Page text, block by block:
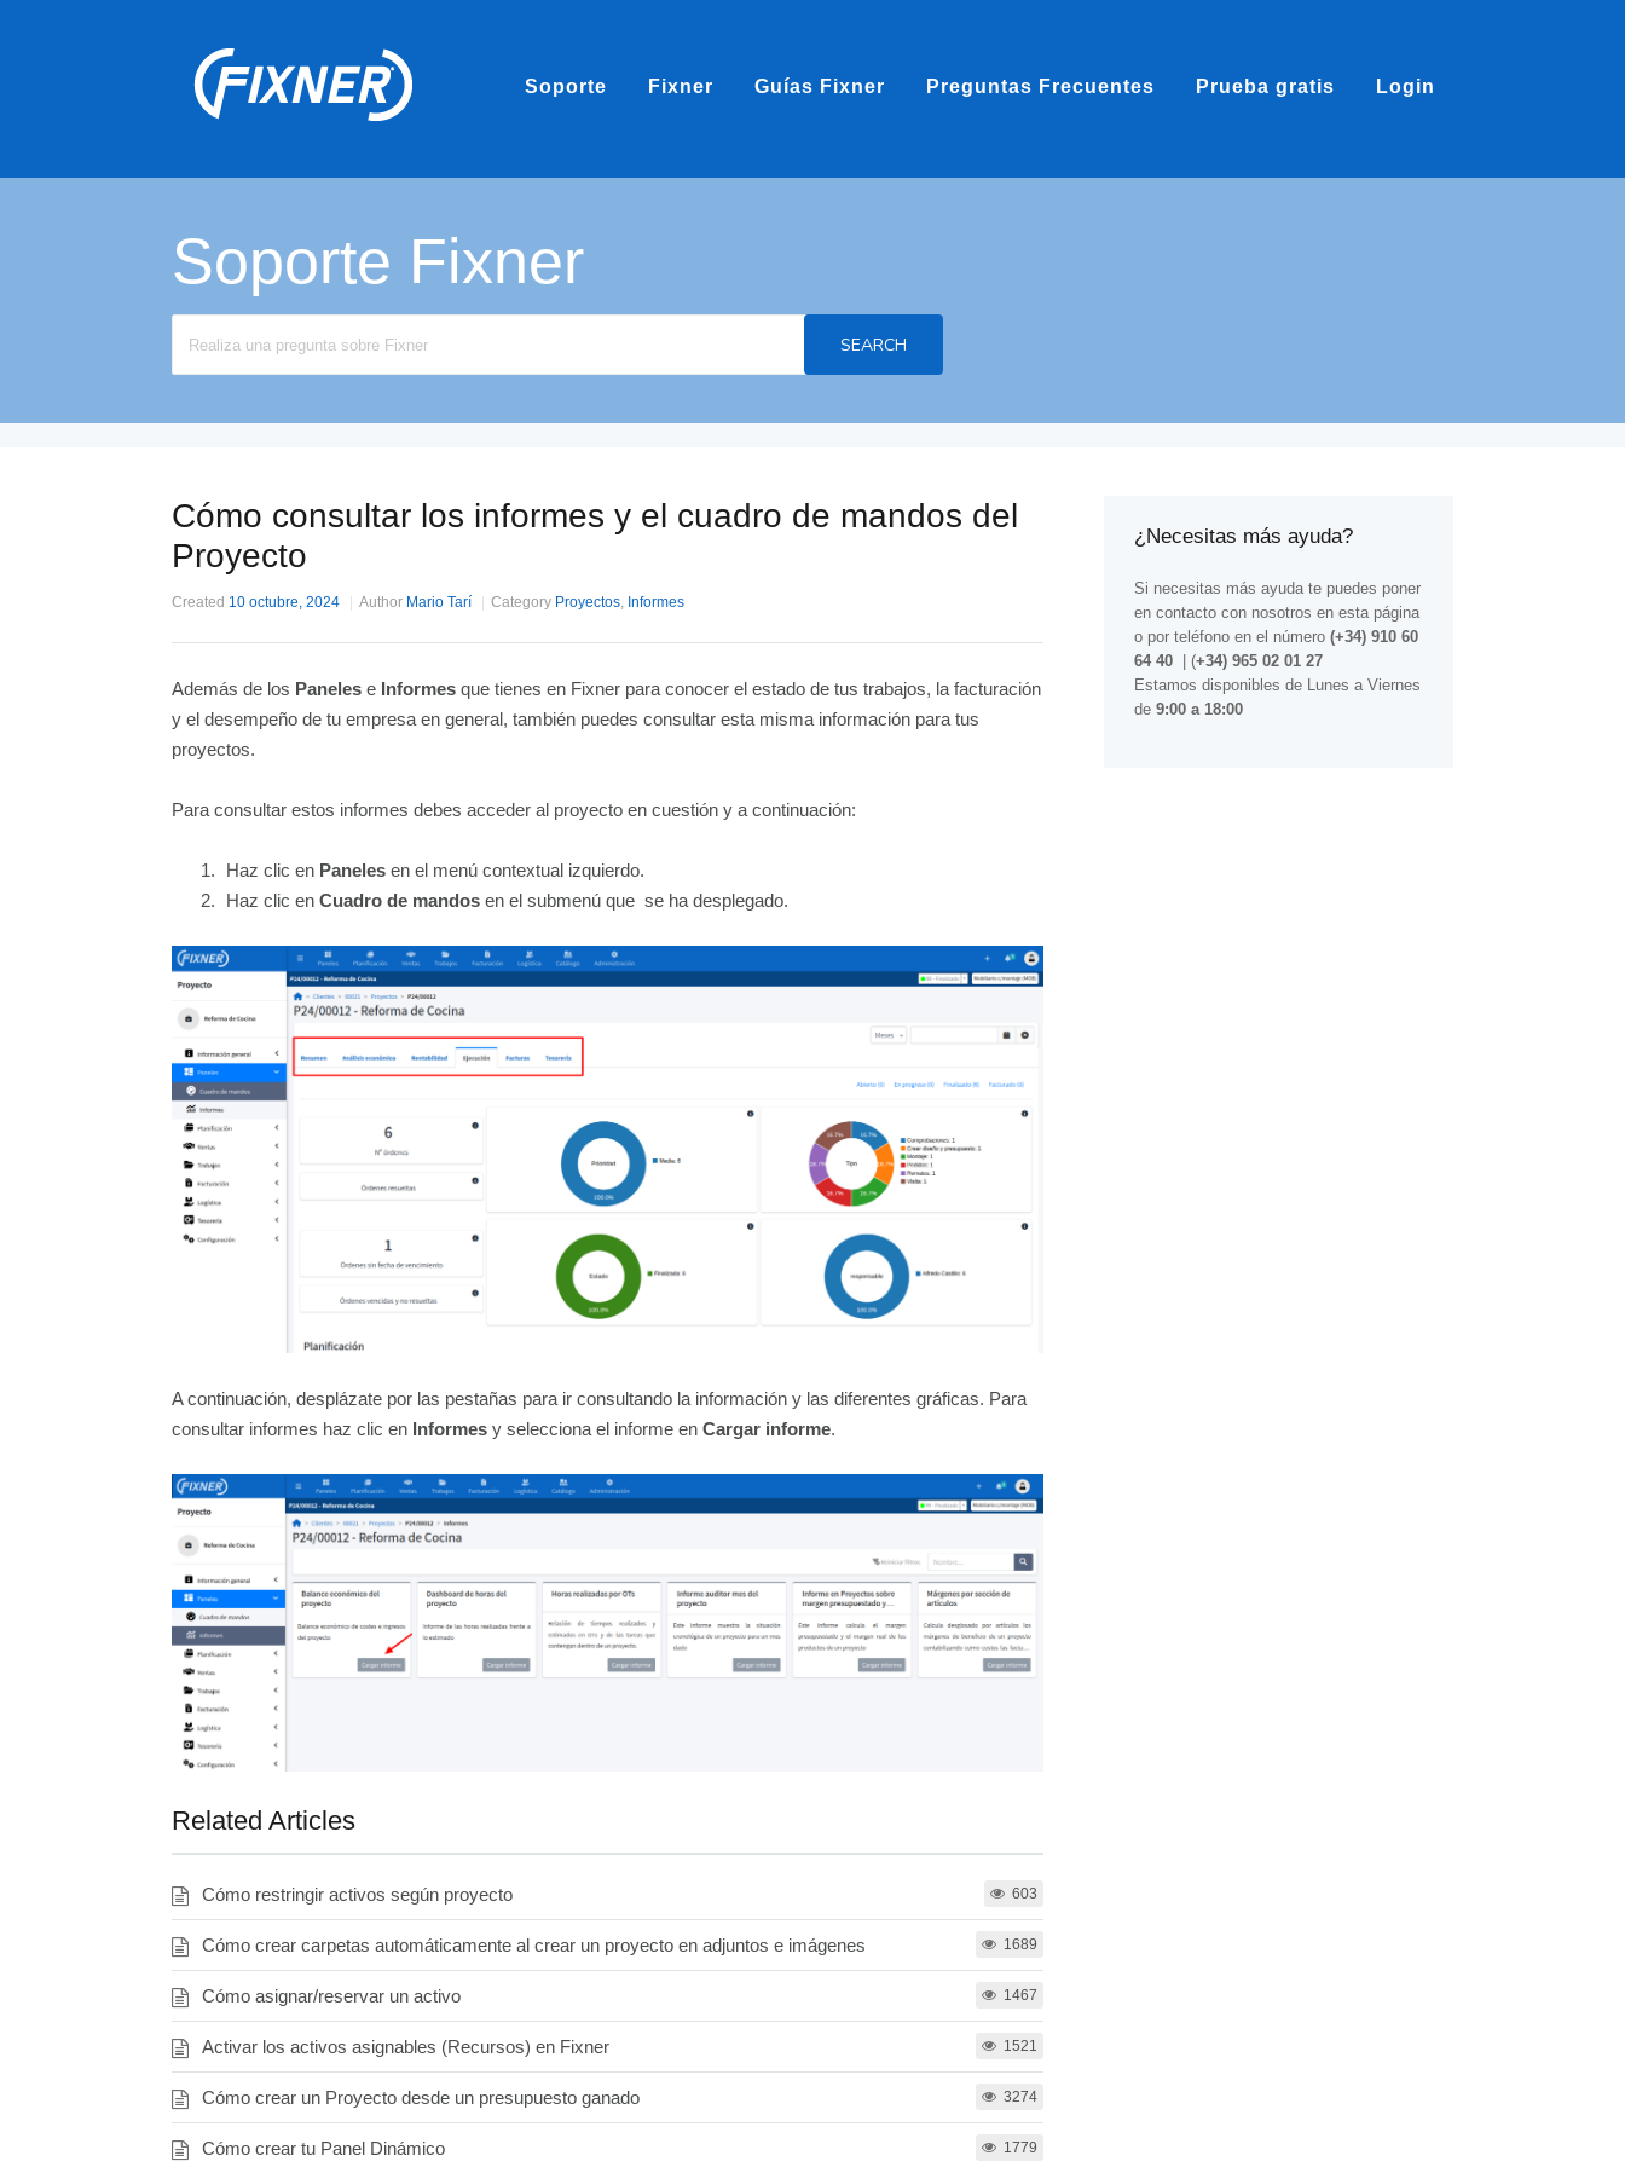
Soporte Fixner Guías Fixner Preguntas Frecuentes Prueba gratis Login
Soporte Fixner
SEARCH
Cómo consultar los informes y el cuadro de mandos del
Proyecto
Created 10 octubre, 2024 Author Mario Tarí Category Proyectos, Informes
Además de los Paneles e Informes que tienes en Fixner para conocer el estado de tus trabajos, la facturación
y el desempeño de tu empresa en general, también puedes consultar esta misma información para tus
proyectos.
Para consultar estos informes debes acceder al proyecto en cuestión y a continuación:
Haz clic en Paneles en el menú contextual izquierdo.
Haz clic en Cuadro de mandos en el submenú que se ha desplegado.
A continuación, desplázate por las pestañas para ir consultando la información y las diferentes gráficas. Para
consultar informes haz clic en Informes y selecciona el informe en Cargar informe.
Related Articles
Cómo restringir activos según proyecto 603
Cómo crear carpetas automáticamente al crear un proyecto en adjuntos e imágenes 1689
Cómo asignar/reservar un activo 1467
Activar los activos asignables (Recursos) en Fixner 1521
Cómo crear un Proyecto desde un presupuesto ganado 3274
Cómo crear tu Panel Dinámico 1779
¿Necesitas más ayuda?
Si necesitas más ayuda te puedes poner
en contacto con nosotros en esta página
o por teléfono en el número (+34) 910 60
64 40
| (+34) 965 02 01 27
Estamos disponibles de Lunes a Viernes
de 9:00 a 18:00